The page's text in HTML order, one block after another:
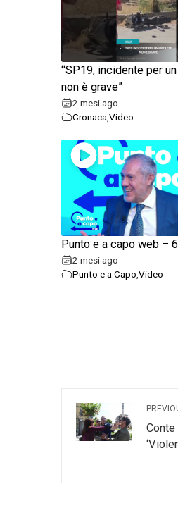
“SP19, incidente per
non è grave”
2 mesi ago
Cronaca Video
Punto e a capo web –
2 mesi ago
Punto e a Capo Video